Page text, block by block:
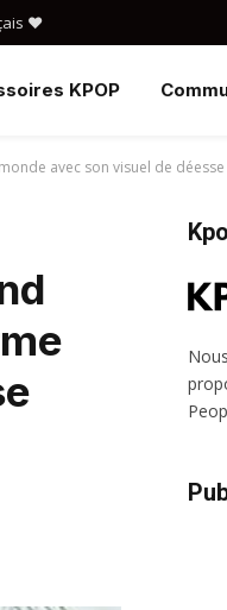
❤️
KPOP
avec son visuel de